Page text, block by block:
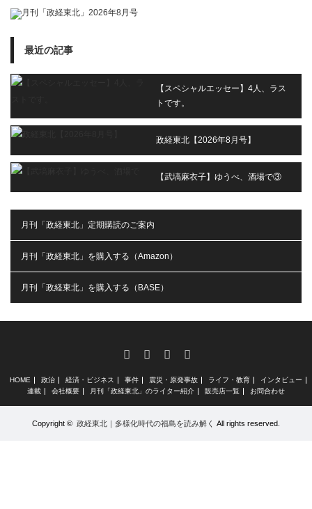
最近の記事
【スペシャルエッセー】4人、ラス
トです。
政経東北【2026年8月号】
【武塙麻衣子】ゆうべ、酒場で③
月刊「政経東北」定期購読のご案内
月刊「政経東北」を購入する（Amazon）
月刊「政経東北」を購入する（BASE）
FacebookInstagram
RSS
HOME 政治 経済・ビジネス 事件 震災・原発事故 ライフ・教育
インタビュー
連載
会社概要 月刊「政経東北」のライター紹介 販売店一覧 お問合わせ
Copyright © 政経東北｜多様化時代の福島を読み解く All rights reserved.